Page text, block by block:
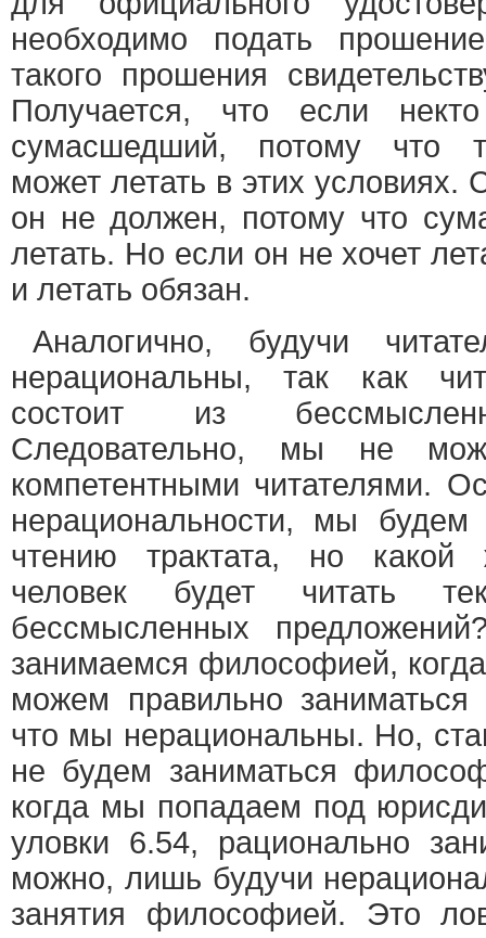
необходимо подать
такого прошения
Получается, что если
сумасшедший, потому что
может летать в этих условиях.
он не должен, потому что
летать. Но если он не хочет
и летать обязан.
Аналогично, будучи
нерациональны, так как
состоит из
Следовательно, мы не
компетентными читателями.
нерациональности, мы
чтению трактата, но какой
человек будет читать
бессмысленных
занимаемся философией,
можем правильно
что мы нерациональны. Но,
не будем заниматься
когда мы попадаем под
уловки 6.54, рационально
можно, лишь будучи
занятия философией. Это